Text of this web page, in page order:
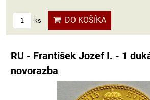
ks DO KOŠÍKA
RU - František Jozef I. - 1
novorazba